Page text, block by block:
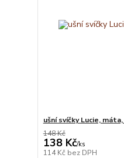
ušní svíčky Lucie,
148 Kč
138 Kč/ks
114 Kč bez DPH